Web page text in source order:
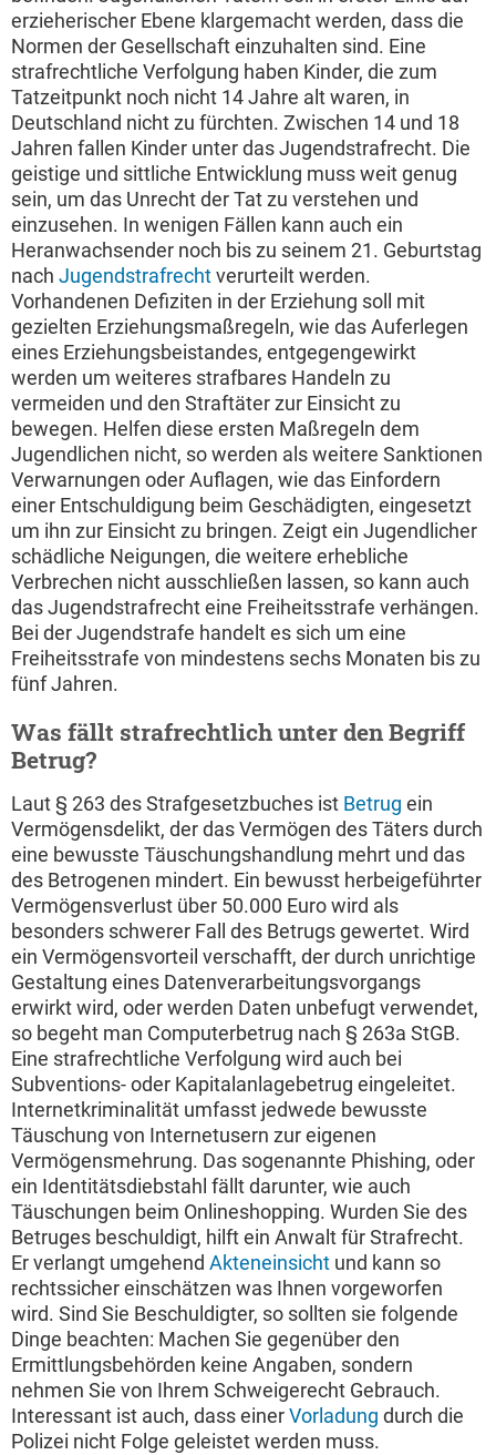
erzieherischer Ebene klargemacht werden, dass die
Normen der Gesellschaft einzuhalten sind. Eine
strafrechtliche Verfolgung haben Kinder, die zum
Tatzeitpunkt noch nicht 14 Jahre alt waren, in
Deutschland nicht zu fürchten. Zwischen 14 und 18
Jahren fallen Kinder unter das Jugendstrafrecht. Die
geistige und sittliche Entwicklung muss weit genug
sein, um das Unrecht der Tat zu verstehen und
einzusehen. In wenigen Fällen kann auch ein
Heranwachsender noch bis zu seinem 21. Geburtstag
nach Jugendstrafrechtverurteilt werden.
Vorhandenen Defiziten in der Erziehung soll mit
gezielten Erziehungsmaßregeln, wie das Auferlegen
eines Erziehungsbeistandes, entgegengewirkt
werden um weiteres strafbares Handeln zu
vermeiden und den Straftäter zur Einsicht zu
bewegen. Helfen diese ersten Maßregeln dem
Jugendlichen nicht, so werden als weitere Sanktionen
Verwarnungen oder Auflagen, wie das Einfordern
einer Entschuldigung beim Geschädigten, eingesetzt
um ihn zur Einsicht zu bringen. Zeigt ein Jugendlicher
schädliche Neigungen, die weitere erhebliche
Verbrechen nicht ausschließen lassen, so kann auch
das Jugendstrafrecht eine Freiheitsstrafe verhängen.
Bei der Jugendstrafe handelt es sich um eine
Freiheitsstrafe von mindestens sechs Monaten bis zu
fünf Jahren.
Was fällt strafrechtlich unter den Begriff
Betrug?
Laut § 263 des Strafgesetzbuches ist Betrug ein
Vermögensdelikt, der das Vermögen des Täters durch
eine bewusste Täuschungshandlung mehrt und das
des Betrogenen mindert. Ein bewusst herbeigeführter
Vermögensverlust über 50.000 Euro wird als
besonders schwerer Fall des Betrugs gewertet. Wird
ein Vermögensvorteil verschafft, der durch unrichtige
Gestaltung eines Datenverarbeitungsvorgangs
erwirkt wird, oder werden Daten unbefugt verwendet,
so begeht man Computerbetrug nach § 263a StGB.
Eine strafrechtliche Verfolgung wird auch bei
Subventions- oder Kapitalanlagebetrug eingeleitet.
Internetkriminalität umfasst jedwede bewusste
Täuschung von Internetusern zur eigenen
Vermögensmehrung. Das sogenannte Phishing, oder
ein Identitätsdiebstahl fällt darunter, wie auch
Täuschungen beim Onlineshopping. Wurden Sie des
Betruges beschuldigt, hilft ein Anwalt für Strafrecht.
Er verlangt umgehend Akteneinsicht und kann so
rechtssicher einschätzen was Ihnen vorgeworfen
wird. Sind Sie Beschuldigter, so sollten sie folgende
Dinge beachten: Machen Sie gegenüber den
Ermittlungsbehörden keine Angaben, sondern
nehmen Sie von Ihrem Schweigerecht Gebrauch.
Interessant ist auch, dass einerVorladung durch die
Polizei nicht Folge geleistet werden muss.